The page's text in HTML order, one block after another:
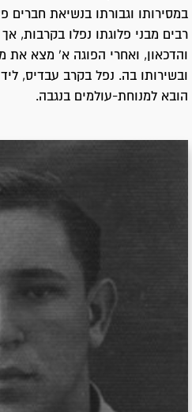
במסירותו וגבורתו בנשיאת חברים
רבים מבני פלוגתו נפלו בקרבות,
והדכאון, ואחרי הפוגה א' מצא את
הובא למנוחת-עולמים בנגבה.